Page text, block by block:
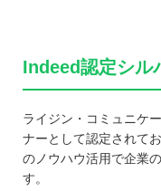
Indeed認定シル
ライジン・コミュニケ
ナーとして認定されて
のノウハウ活用で企業
す。